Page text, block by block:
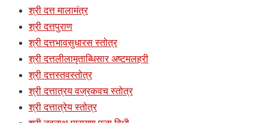
श्री दत्त मालामंत्र
श्री दत्तपुराण
श्री दत्तभावसुधारस स्तोत्र
श्री दत्तलीलामृताब्धिसार अष्टमलहरी
श्री दत्तस्तवस्तोत्र
श्री दत्तात्रय वज्रकवच स्तोत्र
श्री दत्तात्रेय स्तोत्र